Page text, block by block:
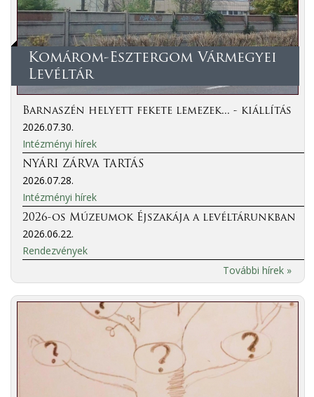
Komárom-Esztergom Vármegyei
Levéltár
Barnaszén helyett fekete lemezek... - kiállítás
2026.07.30.
Intézményi hírek
NYÁRI ZÁRVA TARTÁS
2026.07.28.
Intézményi hírek
2026-os Múzeumok Éjszakája a levéltárunkban
2026.06.22.
Rendezvények
További hírek »